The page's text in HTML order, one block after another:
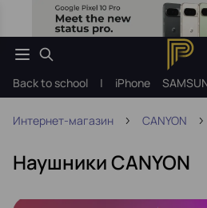
Back to school | iPhone
Интернет-магазин CANYON
Наушники CANYON